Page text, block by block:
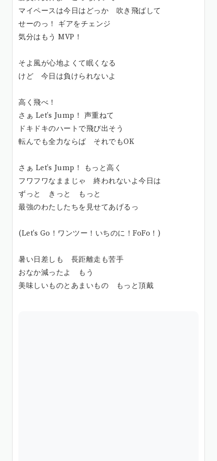
マイペースは今日はどっか 吹き飛ばして
せーのっ！ ギアをチェンジ
気分はもう MVP！
そよ風が心地よくて眠くなる
けど 今日は負けられないよ
高く飛べ！
さぁ Let’s Jump！ 声重ねて
ドキドキのハートで飛び出そう
転んでも全力ならば それでもOK
さぁ Let’s Jump！ もっと高く
フワフワなままじゃ 終われないよ今日は
ずっと きっと もっと
最強のわたしたちを見せてあげるっ
(Let’s Go！ワンツー！いちのに！FoFo！)
暑い日差しも 長距離走も苦手
おなか減ったよ もう
美味しいものとあまいもの もっと頂戴